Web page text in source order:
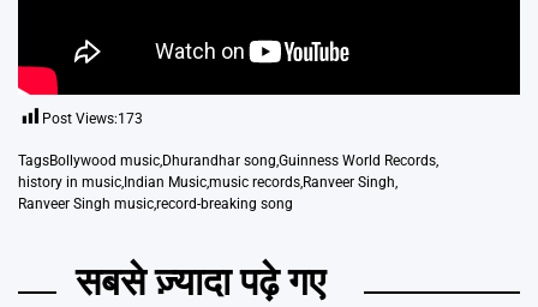
Post Views:173
TagsBollywood music,Dhurandhar song,Guinness World Records,
history in music, Indian Music,music records,Ranveer Singh,
Ranveer Singh music,record-breaking song
सबसे ज़्यादा पढ़े गए